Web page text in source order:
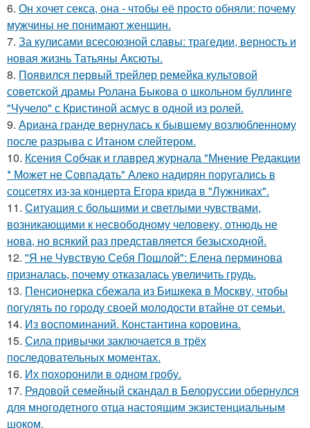
6. Он хочет секса, она - чтобы её просто обняли: почему
мужчины не понимают женщин.
7. За кулисами всесоюзной славы: трагедии, верность и
новая жизнь Татьяны Аксюты.
8. Появился первый трейлер ремейка культовой
советской драмы Ролана Быкова о школьном буллинге
"Чучело" с Кристиной асмус в одной из ролей.
9. Ариана гранде вернулась к бывшему возлюбленному
после разрыва с Итаном слейтером.
10. Ксения Собчак и главред журнала "Мнение Редакции
* Может не Совпадать" Алеко надирян поругались в
соцсетях из-за концерта Егора крида в "Лужниках".
11. Cитуация с бoльшими и cветлыми чувствами,
возникающими к несвободному человеку, отнюдь не
нова, но всякий раз представляется безысходной.
12. "Я не Чувствую Себя Пошлой": Елена перминова
призналась, почему отказалась увеличить грудь.
13. Пенсионерка сбежала из Бишкека в Москву, чтобы
погулять по городу своей молодости втайне от семьи.
14. Из воспоминаний. Константина коровина.
15. Сила привычки заключается в трёх
последовательных моментах.
16. Их похоронили в одном гробу.
17. Рядовой семейный скандал в Белоруссии обернулся
для многодетного отца настоящим экзистенциальным
шоком.